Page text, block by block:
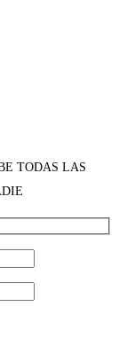
TODAS LAS